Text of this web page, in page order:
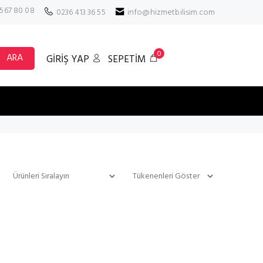
80 08 0236 413 36 55 info@hizmetbilisim.com
ARA GİRİŞ YAP SEPETİM 0